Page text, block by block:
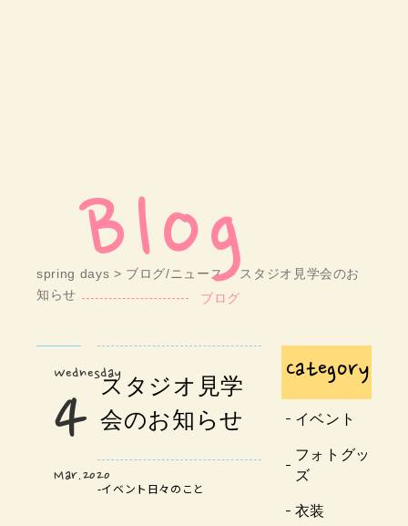
Blog
ブログ
spring days > ブログ/ニュース> スタジオ見学会のお
知らせ
Wednesday
4
Mar.2020
スタジオ見学
会のお知らせ
-イベント 日々のこと
Category
イベント
フォトグッ
ズ
衣装